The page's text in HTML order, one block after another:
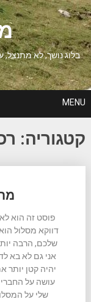
Skip
to
content
בלוג נושך, לא מתנצל,
MENU
קטגוריה:
פוסט זה הוא
דווקא מסלול
שלכם, הרבה
אני גם לא בא
יהיה קטן יותר
עושה על
שלי על
navigation